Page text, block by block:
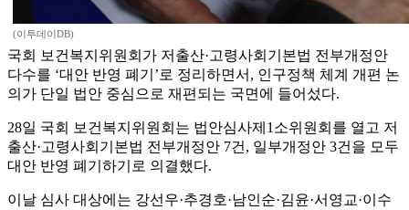
(이투데이DB)
국회 보건복지위원회가 저출산·고령사회기본법 전부개정안
다수를 ‘대안 반영 폐기’로 정리하면서, 인구정책 체계 개편 논
의가 단일 법안 중심으로 재편되는 국면에 들어섰다.
28일 국회 보건복지위원회는 법안심사제1소위원회를 열고 저
출산·고령사회기본법 전부개정안 7건, 일부개정안 3건을 모두
대안 반영 폐기하기로 의결했다.
이날 심사 대상에는 강선우·추경호·남인순·김윤·서영교·이수